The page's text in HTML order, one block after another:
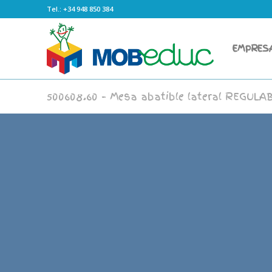
Tel.: +34 948 850 384
500608.60 – Mesa abatible lateral